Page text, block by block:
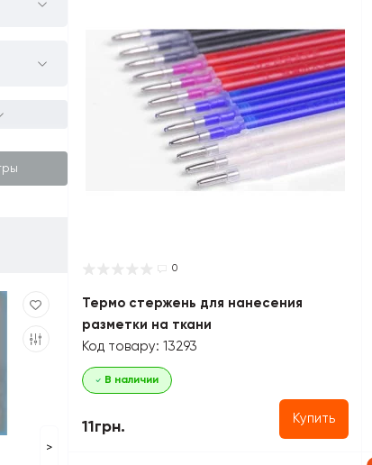
>
0
Термо стержень для нанесения
разметки на ткани
Код товару: 13293
В наличии
11грн.
Купить